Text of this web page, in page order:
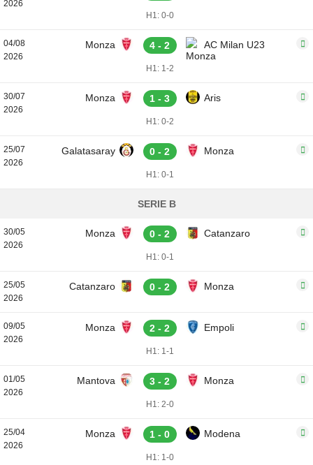
2026
H1: 0-0
04/08
2026
Monza 4 - 2 AC Milan U23
H1: 1-2
30/07
2026
Monza 1 - 3 Aris
H1: 0-2
25/07
2026
Galatasaray 0 - 2 Monza
H1: 0-1
SERIE B
30/05
2026
Monza 0 - 2 Catanzaro
H1: 0-1
25/05
2026
Catanzaro 0 - 2 Monza
09/05
2026
Monza 2 - 2 Empoli
H1: 1-1
01/05
2026
Mantova 3 - 2 Monza
H1: 2-0
25/04
2026
Monza 1 - 0 Modena
H1: 1-0